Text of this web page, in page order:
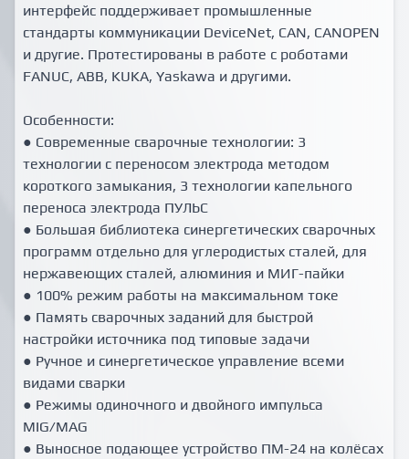
интерфейс поддерживает промышленные
стандарты коммуникации DeviceNet, CAN, CANOPEN
и другие. Протестированы в работе с роботами
FANUC, ABB, KUKA, Yaskawa и другими.
Особенности:
● Современные сварочные технологии: 3
технологии с переносом электрода методом
короткого замыкания, 3 технологии капельного
переноса электрода ПУЛЬС
● Большая библиотека синергетических сварочных
программ отдельно для углеродистых сталей, для
нержавеющих сталей, алюминия и МИГ-пайки
● 100% режим работы на максимальном токе
● Память сварочных заданий для быстрой
настройки источника под типовые задачи
● Ручное и синергетическое управление всеми
видами сварки
● Режимы одиночного и двойного импульса
MIG/MAG
● Выносное подающее устройство ПМ-24 на колёсах